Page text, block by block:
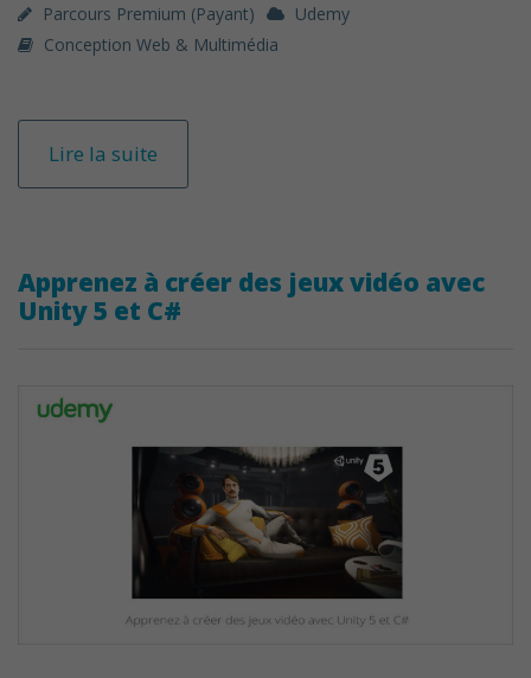
Parcours Premium (payant)
Udemy
Conception Web & Multimédia
Lire la suite
Apprenez à créer des jeux vidéo avec
Unity 5 et C#